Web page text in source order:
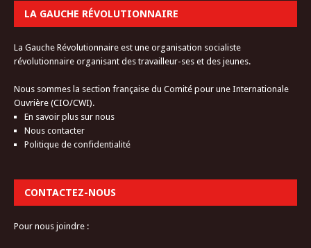
LA GAUCHE RÉVOLUTIONNAIRE
La Gauche Révolutionnaire est une organisation socialiste
révolutionnaire organisant des travailleur-ses et des jeunes.
Nous sommes la section française du Comité pour une Internationale
Ouvrière (CIO/CWI).
En savoir plus sur nous
Nous contacter
Politique de confidentialité
CONTACTEZ-NOUS
Pour nous joindre :